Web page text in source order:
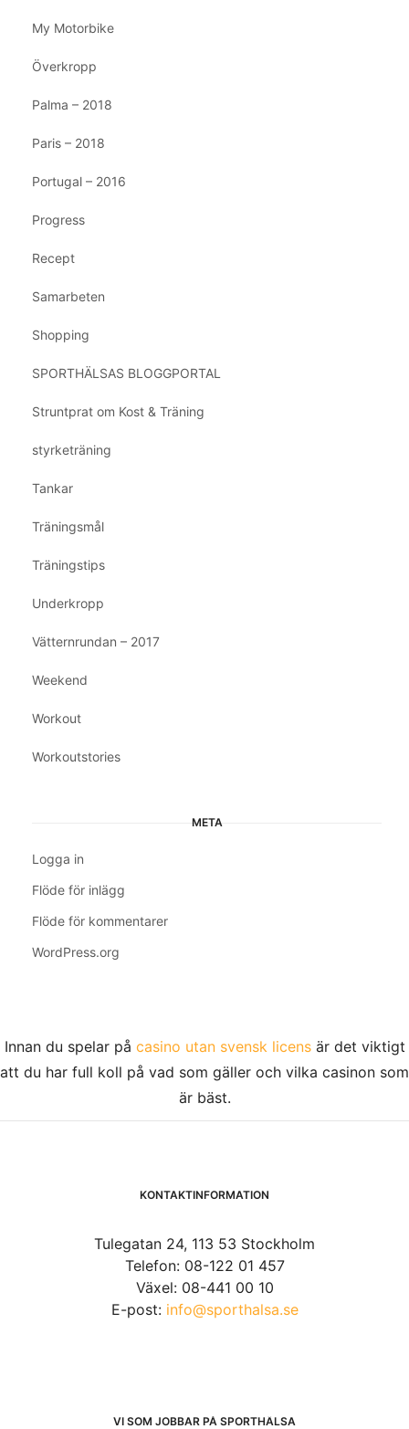
My Motorbike
Överkropp
Palma – 2018
Paris – 2018
Portugal – 2016
Progress
Recept
Samarbeten
Shopping
SPORTHÄLSAS BLOGGPORTAL
Struntprat om Kost & Träning
styrketräning
Tankar
Träningsmål
Träningstips
Underkropp
Vätternrundan – 2017
Weekend
Workout
Workoutstories
META
Logga in
Flöde för inlägg
Flöde för kommentarer
WordPress.org
Innan du spelar på casino utan svensk licensär det viktigt
att du har full koll på vad som gäller och vilka casinon som
är bäst.
KONTAKTINFORMATION
Tulegatan 24, 113 53 Stockholm
Telefon: 08-122 01 457
Växel: 08-441 00 10
E-post: info@sporthalsa.se
VI SOM JOBBAR PÅ SPORTHÄLSA